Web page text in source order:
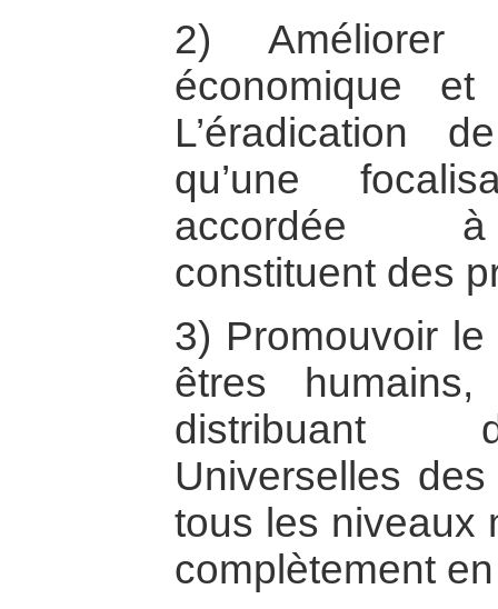
2) Améliorer
économique
L’éradication
qu’une
accordée à
constituent des
3) Promouvoir
êtres
distribuant
Universelles
tous les niveaux
complètement